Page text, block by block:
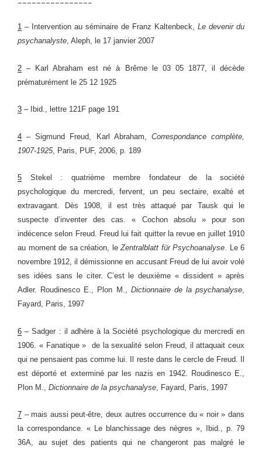
1 – Intervention au séminaire de Franz Kaltenbeck, Le devenir du
psychanalyste, Aleph, le 17 janvier 2007
2 – Karl Abraham estné à Brême le 03 05 1877, il décède
prématurément le 25 12 1925
3 – Ibid., lettre 121F page 191
4 – Sigmund Freud, Karl Abraham, Correspondance complète,
1907-1925, Paris, PUF, 2006, p. 189
5 Stekel : quatrième membre fondateur de la société
psychologique du mercredi, fervent, un peu sectaire, exalté et
extravagant. Dès 1908, il est très attaqué par Tausk qui le
suspecte d’inventer des cas. « Cochon absolu » pour son
indécence selon Freud. Freud lui fait quitter la revue en juillet 1910
au moment de sa création, leZentralblatt für Psychoanalyse. Le 6
novembre 1912, il démissionne en accusant Freud de lui avoir volé
ses idées sans le citer. C’est le deuxième«dissident » après
Adler. Roudinesco E., Plon M., Dictionnaire de la psychanalyse,
Fayard, Paris, 1997
6 – Sadger : il adhère à la Société psychologique du mercredi en
1906. « Fanatique » de la sexualité selon Freud, il attaquait ceux
qui ne pensaient pas comme lui. Il reste dans le cercle de Freud. Il
est déporté et exterminé par les nazis en 1942.
Roudinesco E.,
Plon M., Dictionnaire de la psychanalyse , Fayard, Paris, 1997
7 – mais aussi peut-être, deux autres occurrence du « noir » dans
la correspondance. « Le blanchissage des nègres », Ibid., p. 79
36A, au sujet des patients qui ne changeront pas malgré le